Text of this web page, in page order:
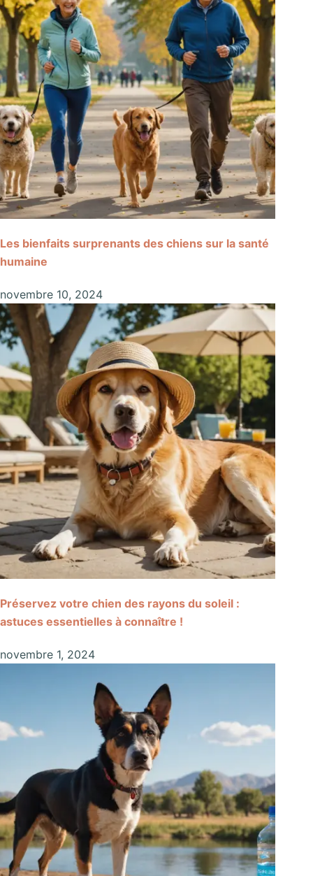
Les bienfaits surprenants des chiens sur la santé
humaine
novembre 10, 2024
Préservez votre chien des rayons du soleil :
astuces essentielles à connaître !
novembre 1, 2024